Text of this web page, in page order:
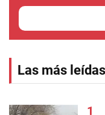
Las más leídas